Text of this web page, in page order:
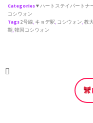
Categories♥ ハートステイパートナ
コシウォン
Tags2号線, キョデ駅, コシウォン,教
期,韓国コシウォン